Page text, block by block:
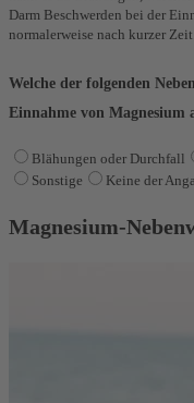
Darm Beschwerden bei der
normalerweise nach kurzer Zeit.
Welche der folgenden
Einnahme von Magnesium
Blähungen oder Durchfall
Sonstige
Keine der
Magnesium-